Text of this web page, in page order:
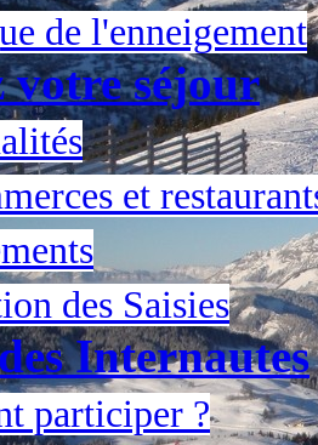
de l'enneigement
votre séjour
et
des Saisies
Internautes
participer ?